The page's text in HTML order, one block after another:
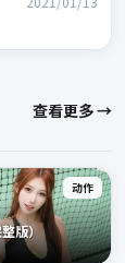
查看更多 →
动作
版）